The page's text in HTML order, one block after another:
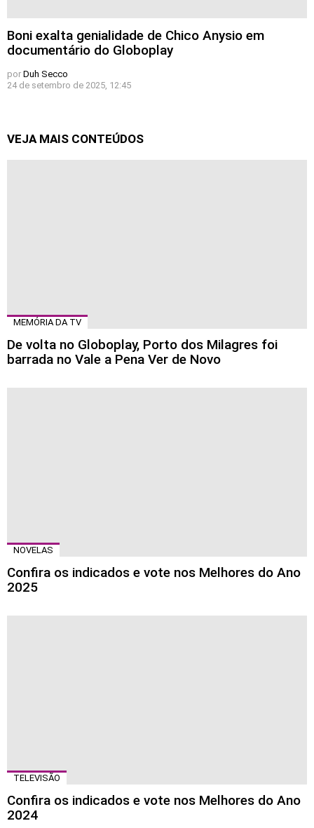
Boni exalta genialidade de Chico Anysio em
documentário do Globoplay
por Duh Secco
24 de setembro de 2025, 12:45
VEJA MAIS CONTEÚDOS
MEMÓRIA DA TV
De volta no Globoplay, Porto dos Milagres foi
barrada no Vale a Pena Ver de Novo
NOVELAS
Confira os indicados e vote nos Melhores do Ano
2025
TELEVISÃO
Confira os indicados e vote nos Melhores do Ano
2024